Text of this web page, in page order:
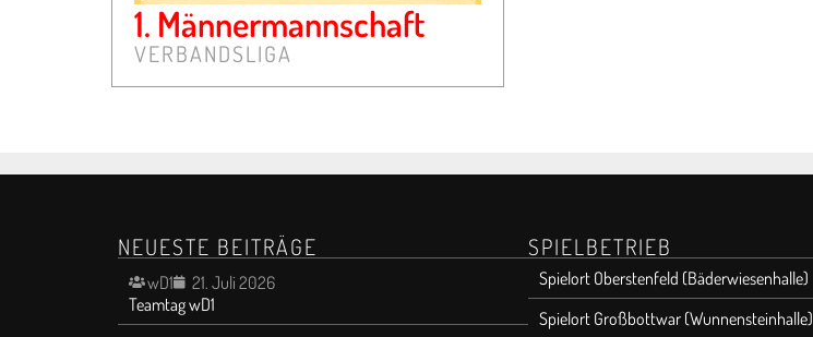
1. Männermannschaft
VERBANDSLIGA
NEUESTE BEITRÄGE
wD1
21. Juli 2026
Teamtag wD1
SPIELBETRIEB
Spielort Oberstenfeld (Bäderwiesenhalle)
Spielort Großbottwar (Wunnensteinhalle)